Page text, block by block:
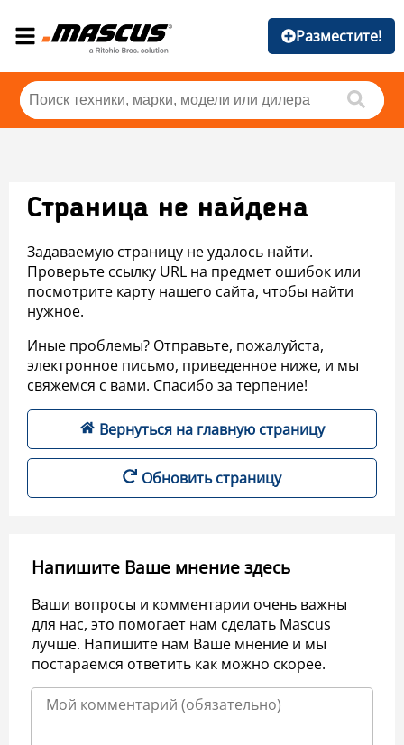
Разместите!
Страница не найдена
Задаваемую страницу не удалось найти.
Проверьте ссылку URL на предмет ошибок или
посмотрите карту нашего сайта, чтобы найти
нужное.
Иные проблемы? Отправьте, пожалуйста,
электронное письмо, приведенное ниже, и мы
свяжемся с вами. Спасибо за терпение!
Вернуться на главную страницу
Обновить страницу
Напишите Ваше мнение здесь
Ваши вопросы и комментарии очень важны
для нас, это помогает нам сделать Mascus
лучше. Напишите нам Ваше мнение и мы
постараемся ответить как можно скорее.